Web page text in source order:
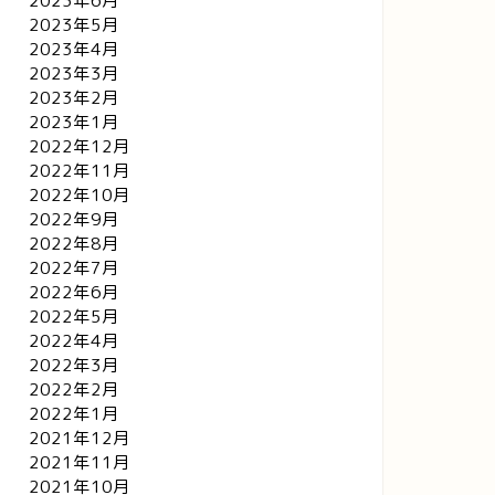
2023年5月
2023年4月
2023年3月
2023年2月
2023年1月
2022年12月
2022年11月
2022年10月
2022年9月
2022年8月
2022年7月
2022年6月
2022年5月
2022年4月
2022年3月
2022年2月
2022年1月
2021年12月
2021年11月
2021年10月